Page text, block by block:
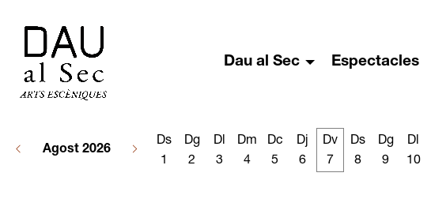
Dau al Sec Espectacles
Agost 2026
Ds
1
Dg
2
Dl
3
Dm
4
Dc
5
Dj
6
Dv
7
Ds
8
Dg
9
Dl
10